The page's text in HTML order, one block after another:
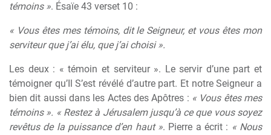
témoins ». Ésaïe 43 verset 10 :
« Vous êtes mes témoins, dit le Seigneur, et vous êtes mon
serviteur que j’ai élu, que j’ai choisi ».
Les deux : « témoin et serviteur ». Le servir d’une part et
témoigner qu’Il S’est révélé d’autre part. Et notre Seigneur a
bien dit aussi dans les Actes des Apôtres : « Vous êtes mes
témoins ». « Restez à Jérusalem jusqu’à ce que vous soyez
revêtus de la puissance d’en haut ». Pierre a écrit : « Nous